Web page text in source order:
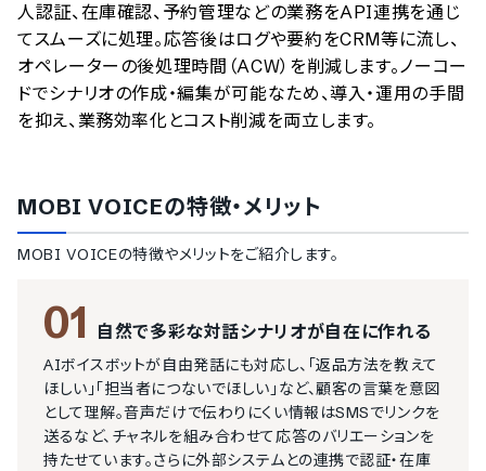
人認証、在庫確認、予約管理などの業務をAPI連携を通じ
てスムーズに処理。応答後はログや要約をCRM等に流し、
オペレーターの後処理時間（ACW）を削減します。ノーコー
ドでシナリオの作成・編集が可能なため、導入・運用の手間
を抑え、業務効率化とコスト削減を両立します。
MOBI VOICEの特徴・メリット
MOBI VOICEの特徴やメリットをご紹介します。
01 自然で多彩な対話シナリオが自在に作れる
AIボイスボットが自由発話にも対応し、「返品方法を教えて
ほしい」「担当者につないでほしい」など、顧客の言葉を意図
として理解。音声だけで伝わりにくい情報はSMSでリンクを
送るなど、チャネルを組み合わせて応答のバリエーションを
持たせています。さらに外部システムとの連携で認証・在庫